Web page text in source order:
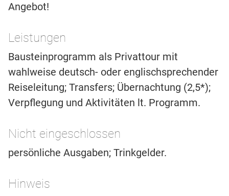
Angebot!
Leistungen
Bausteinprogramm als Privattour mit
wahlweise deutsch- oder englischsprechender
Reiseleitung; Transfers; Übernachtung (2,5*);
Verpflegung und Aktivitäten lt. Programm.
Nicht eingeschlossen
persönliche Ausgaben; Trinkgelder.
Hinweis